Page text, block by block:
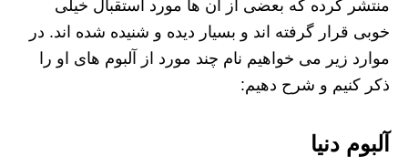
منتشر کرده که بعضی از آن ها مورد استقبال خیلی
خوبی قرار گرفته‌ اند و بسیار دیده و شنیده شده اند. در
موارد زیر می خواهیم نام چند مورد از آلبوم‌ های او را
ذکر کنیم و شرح دهیم:
آلبوم دنیا